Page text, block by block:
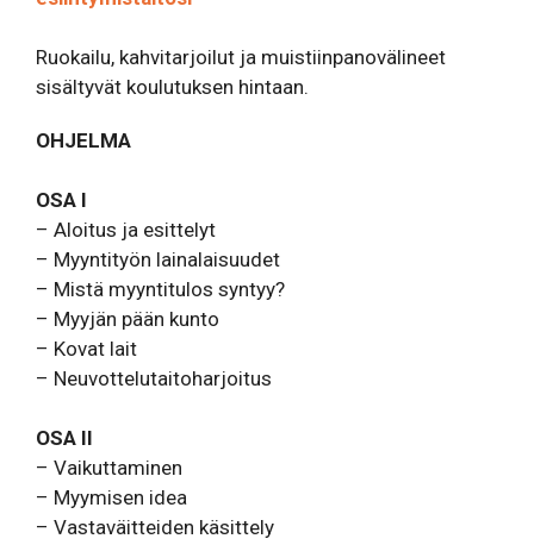
Ruokailu, kahvitarjoilut ja muistiinpanovälineet
sisältyvät koulutuksen hintaan.
OHJELMA
OSA I
– Aloitus ja esittelyt
– Myyntityön lainalaisuudet
– Mistä myyntitulos syntyy?
– Myyjän pään kunto
– Kovat lait
– Neuvottelutaitoharjoitus
OSA II
– Vaikuttaminen
– Myymisen idea
– Vastaväitteiden käsittely